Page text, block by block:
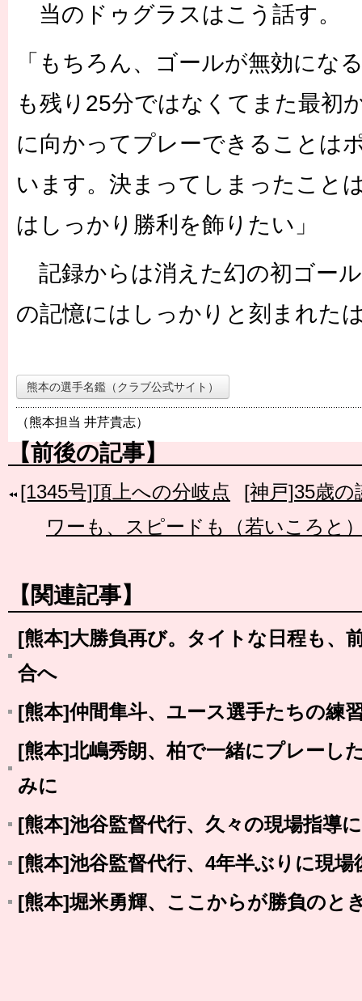
当のドゥグラスはこう話す。
「もちろん、ゴールが無効にな
も残り25分ではなくてまた最初
に向かってプレーできることは
います。決まってしまったこと
はしっかり勝利を飾りたい」
記録からは消えた幻の初ゴー
の記憶にはしっかりと刻まれた
熊本の選手名鑑（クラブ公式サイト）
（熊本担当 井芹貴志）
【前後の記事】
[1345号]頂上への分岐点
[神戸]35歳
ワーも、スピードも（若いころと
【関連記事】
[熊本]大勝負再び。タイトな日程も、
合へ
[熊本]仲間隼斗、ユース選手たちの練
[熊本]北嶋秀朗、柏で一緒にプレーし
みに
[熊本]池谷監督代行、久々の現場指導
[熊本]池谷監督代行、4年半ぶりに現場
[熊本]堀米勇輝、ここからが勝負のと